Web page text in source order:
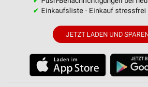
✔ Einkaufsliste - Einkauf stressfrei
JETZT LADEN UND